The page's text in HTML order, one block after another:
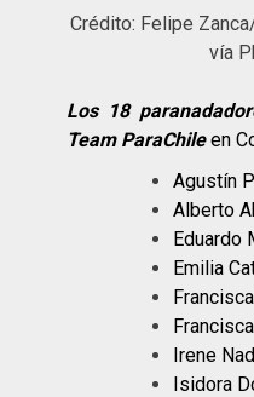
Crédito: Felipe
vía
Los 18
Team ParaChile en
Agustín
Alberto
Eduardo
Emilia
Irene
Isidora